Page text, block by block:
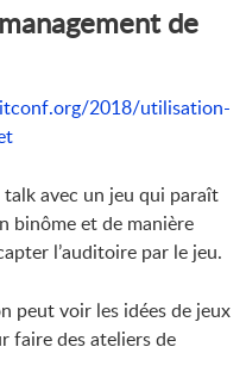
de
2018/utilisation-
avec un jeu qui paraît
binôme et de manière
l’auditoire par le jeu.
peut voir les idées de jeux
faire des ateliers de